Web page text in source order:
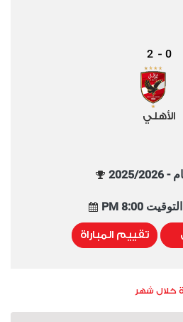
0
-
2
الأهلي
2026
تقييم المباراة
خلال شهر